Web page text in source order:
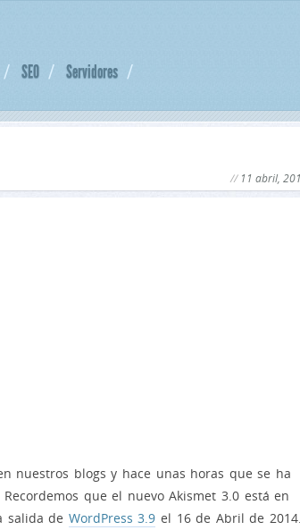
SEO Servidores
11 abril,
nuestros blogs y hace unas horas que se ha
que el nuevo Akismet 3.0 está en
salida de WordPress 3.9 el 16 de Abril de